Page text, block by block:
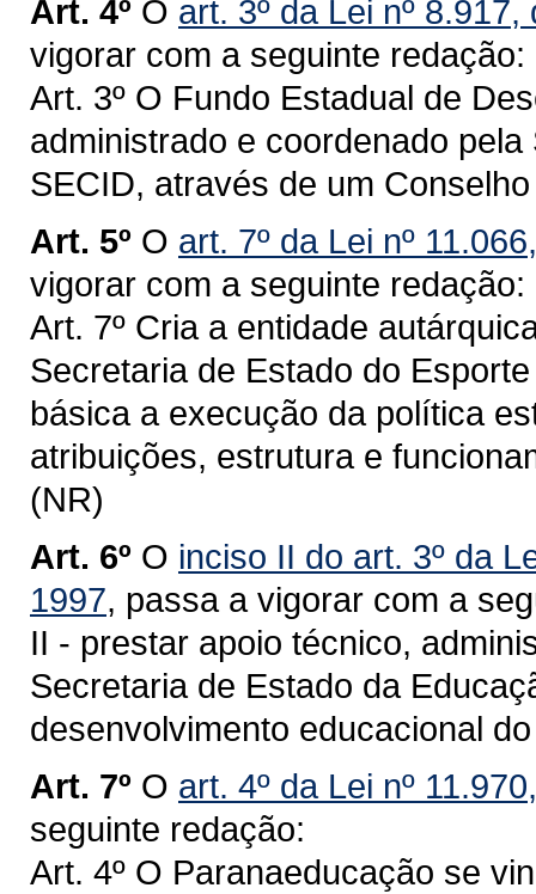
Art. 4º O art. 3º da Lei nº
vigorar com a seguinte redação:
Art. 3º O Fundo Estadual de
administrado e coordenado
SECID, através de um
Art. 5º O art. 7º da Lei nº
vigorar com a seguinte redação:
Art. 7º Cria a entidade
Secretaria de Estado do
básica a execução da política
atribuições, estrutura e
(NR)
Art. 6º O inciso II do art. 3º da
1997, passa a vigorar com a
II - prestar apoio técnico,
Secretaria de Estado da
desenvolvimento educacional
Art. 7º O art. 4º da Lei nº
seguinte redação:
Art. 4º O Paranaeducação se